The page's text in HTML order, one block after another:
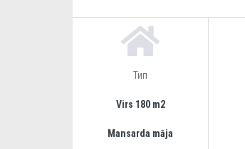
Тип
Virs 180 m2
Mansarda māja